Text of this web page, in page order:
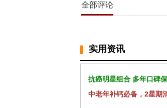
全部评论
实用资讯
抗癌明星组合 多年口碑
中老年补钙必备，2星期